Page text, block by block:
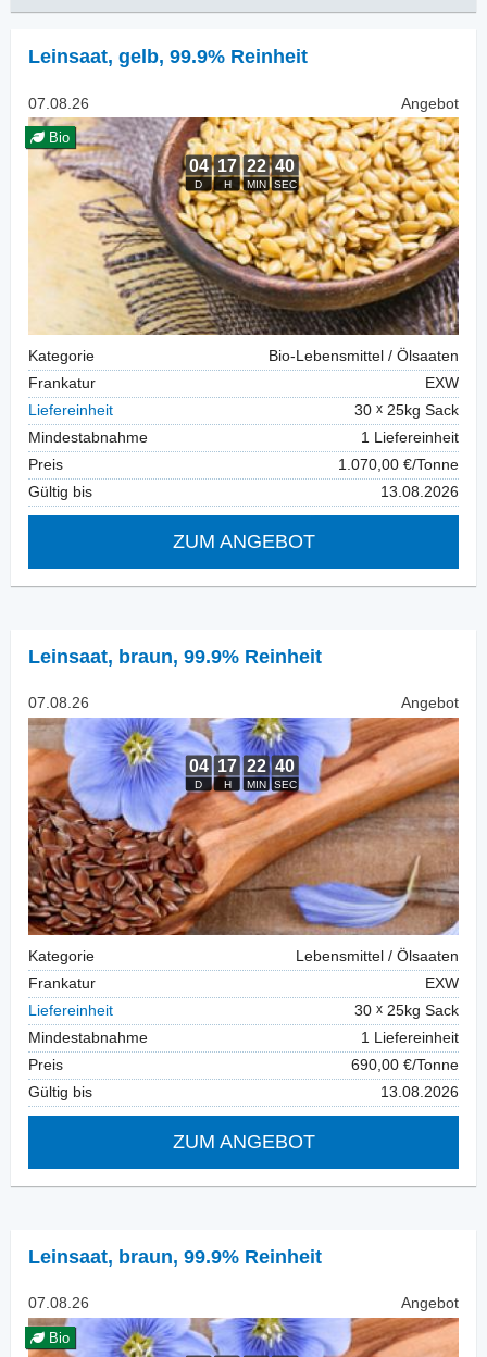
Leinsaat, gelb, 99.9% Reinheit
07.08.26 Angebot
Bio
Kategorie
Bio-Lebensmittel / Ölsaaten
Frankatur
EXW
Liefereinheit
30
25kg Sack
Mindestabnahme
1 Liefereinheit
Preis
1.070,00 €/Tonne
Gültig bis
13.08.2026
ZUM ANGEBOT
Leinsaat, braun, 99.9% Reinheit
07.08.26 Angebot
Kategorie
Lebensmittel / Ölsaaten
Frankatur
EXW
Liefereinheit
30
25kg Sack
Mindestabnahme
1 Liefereinheit
Preis
690,00 €/Tonne
Gültig bis
13.08.2026
ZUM ANGEBOT
Leinsaat, braun, 99.9% Reinheit
07.08.26 Angebot
Bio